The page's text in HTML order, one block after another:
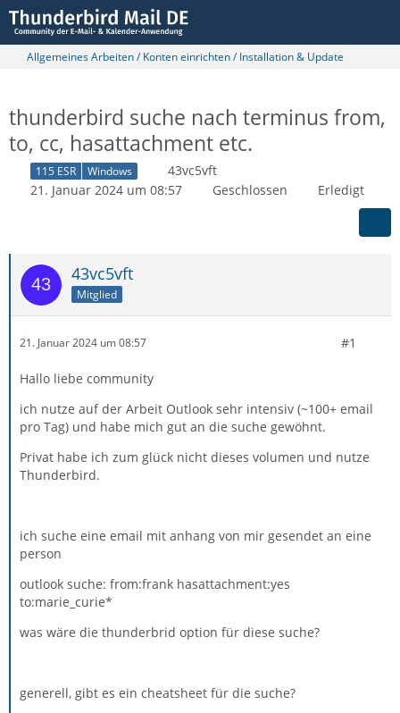
Allgemeines Arbeiten / Konten einrichten / Installation & Update
thunderbird suche nach terminus from,
to, cc, hasattachment etc.
115 ESR Windows
43vc5vft
21. Januar 2024 um 08:57
Geschlossen Erledigt
43vc5vft
Mitglied
21. Januar 2024 um 08:57 #1
Hallo liebe community
ich nutze auf der Arbeit Outlook sehr intensiv (~100+ email
pro Tag) und habe mich gut an die suche gewöhnt.
Privat habe ich zum glück nicht dieses volumen und nutze
Thunderbird.
ich suche eine email mit anhang von mir gesendet an eine
person
outlook suche: from:frank hasattachment:yes
to:marie_curie*
was wäre die thunderbrid option für diese suche?
generell, gibt es ein cheatsheet für die suche?